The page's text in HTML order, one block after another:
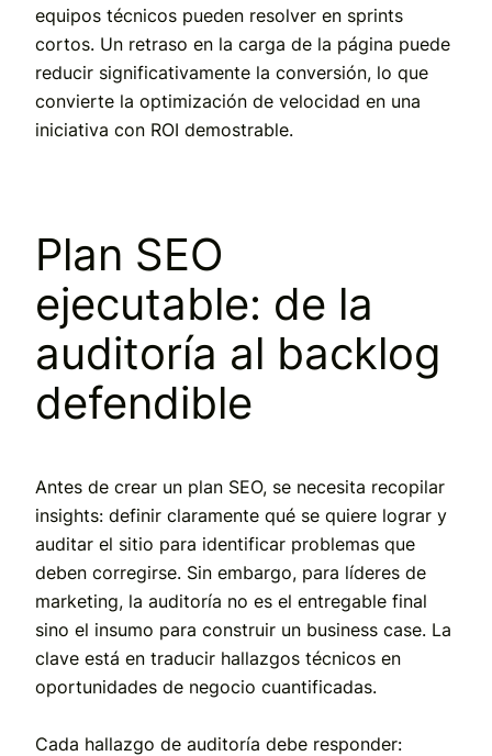
equipos técnicos pueden resolver en sprints
cortos. Un retraso en la carga de la página puede
reducir significativamente la conversión, lo que
convierte la optimización de velocidad en una
iniciativa con ROI demostrable.
Plan SEO
ejecutable: de la
auditoría al backlog
defendible
Antes de crear un plan SEO, se necesita recopilar
insights: definir claramente qué se quiere lograr y
auditar el sitio para identificar problemas que
deben corregirse. Sin embargo, para líderes de
marketing, la auditoría no es el entregable final
sino el insumo para construir un business case. La
clave está en traducir hallazgos técnicos en
oportunidades de negocio cuantificadas.
Cada hallazgo de auditoría debe responder: